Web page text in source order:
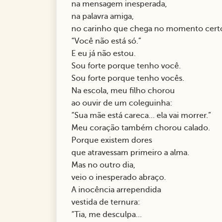
na mensagem inesperada,
na palavra amiga,
no carinho que chega no momento
“Você não está só.”
E eu já não estou.
Sou forte porque tenho você.
Sou forte porque tenho vocês.
Na escola, meu filho chorou
ao ouvir de um coleguinha:
“Sua mãe está careca… ela vai morrer.”
Meu coração também chorou calado.
Porque existem dores
que atravessam primeiro a alma.
Mas no outro dia,
veio o inesperado abraço.
A inocência arrependida
vestida de ternura:
“Tia, me desculpa…